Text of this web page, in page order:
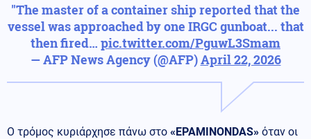
"The master of a container ship reported that the
vessel was approached by one IRGC gunboat... that
then fired… pic.twitter.com/PguwL3Smam
— AFP News Agency (@AFP)April 22, 2026
Ο τρόμος κυριάρχησε πάνω στο «EPAMINONDAS» όταν οι